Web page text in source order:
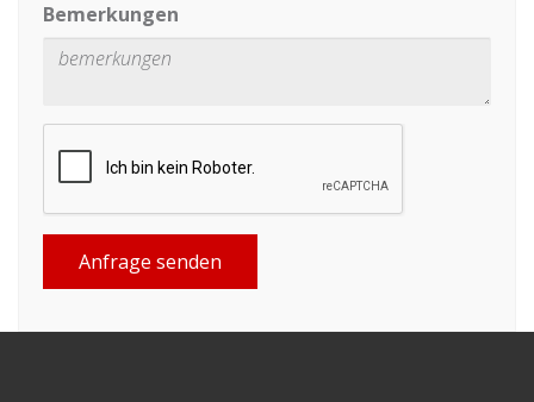
Bemerkungen
Anfrage senden